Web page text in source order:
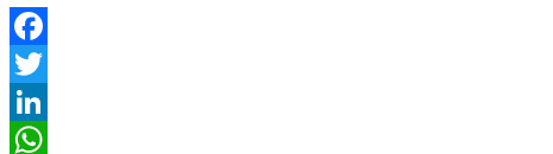
Facebook
Twitter
LinkedIn